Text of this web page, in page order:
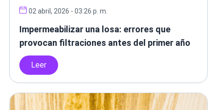
02 abril, 2026 - 03:26 p. m.
Impermeabilizar una losa: errores que
provocan filtraciones antes del primer año
Leer